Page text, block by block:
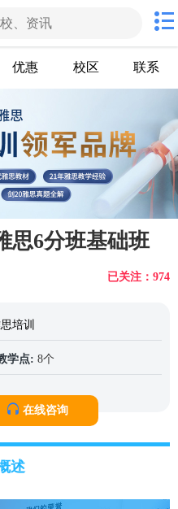
优惠 校区 联系
思6分班基础班
已关注：974
培训
学点: 8个
在线咨询
述